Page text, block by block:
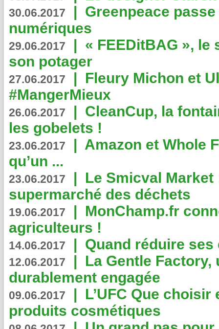
30.06.2017 | Greenpeace
numériques
29.06.2017 | « FEEDitBAG », le
son potager
27.06.2017 | Fleury Michon et
#MangerMieux
26.06.2017 | CleanCup, la
les gobelets !
23.06.2017 | Amazon et Whole
qu’un ...
23.06.2017 | Le Smicval
supermarché des déchets
19.06.2017 | MonChamp.fr
agriculteurs !
14.06.2017 | Quand réduire
12.06.2017 | La Gentle
durablement engagée
09.06.2017 | L’UFC Que
produits cosmétiques